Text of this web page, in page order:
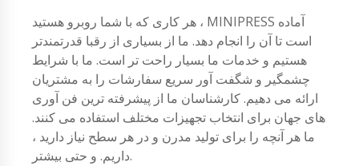
هر کاری که با شما روبرو هستید ، MINIPRESS آماده
است تا آن را انجام دهد. ما از بسیاری از رقبا قدرتمندتر
هستیم و خدمات ما بسیار راحت تر است. ما با شرایط
چشمگیر و شگفت آور سریع سفارشات را به مشتریان
ارائه می دهیم. کارشناسان ما از پیشرفته ترین فن آوری
های جهان برای انتخاب تجهیزات مختلف استفاده می کنند.
ما هر آنچه را برای تولید مدرن و در هر سطح نیاز دارید ،
داریم. و حتی بیشتر.